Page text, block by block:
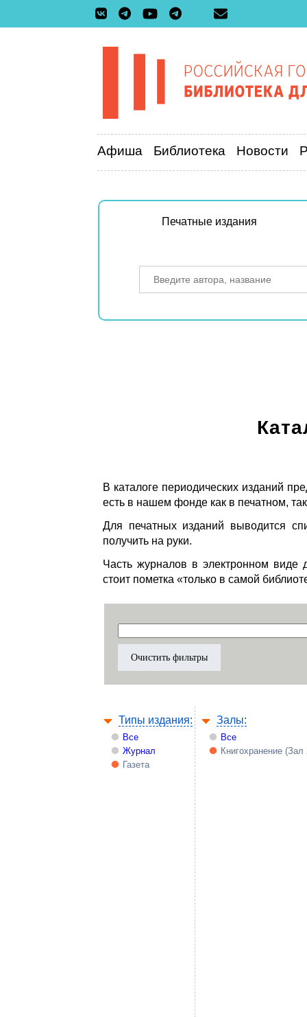
Афиша Библиотека Новости
Печатные издания
В каталоге периодических изданий
есть в нашем фонде как в печатном,
Для печатных изданий выводится
получить на руки.
Часть журналов в электронном виде
стоит пометка «только в самой
Типы издания:
Все
Журнал
Газета
Залы:
Все
Книгохранение